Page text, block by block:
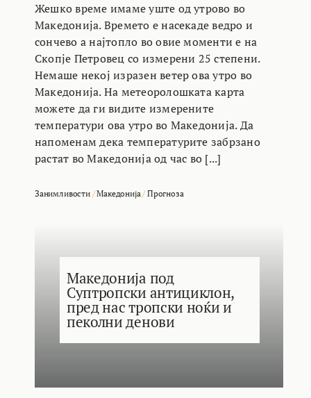
Жешко време имаме уште од утрово во
Македонија. Времето е насекаде ведро и
сончево а најтопло во овие моменти е на
Скопје Петровец со измерени 25 степени.
Немаше некој изразен ветер ова утро во
Македонија. На метеоролошката карта
можете да ги видите измерените
температури ова утро во Македонија. Да
напоменам дека температурите забрзано
растат во Македонија од час во [...]
Занимливости/Македонија/Прогноза
Македонија под
Суптропски антициклон,
пред нас тропски ноќи и
пеколни денови